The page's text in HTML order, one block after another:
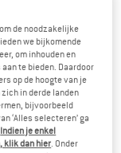
de noodzakelijke
we bijkomende
om inhouden en
te bieden. Daardoor
op de hoogte van je
in derde landen
bijvoorbeeld
‘Alles selecteren’ ga
Indien je enkel
klik dan hier. Onder